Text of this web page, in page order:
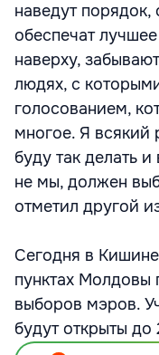
наведут
обеспечат
наверху,
людях, с
голосованием,
многое. Я всякий
буду так делать
не мы, должен
отметил другой
Сегодня в
пунктах Молдовы
выборов мэров.
будут открыты до